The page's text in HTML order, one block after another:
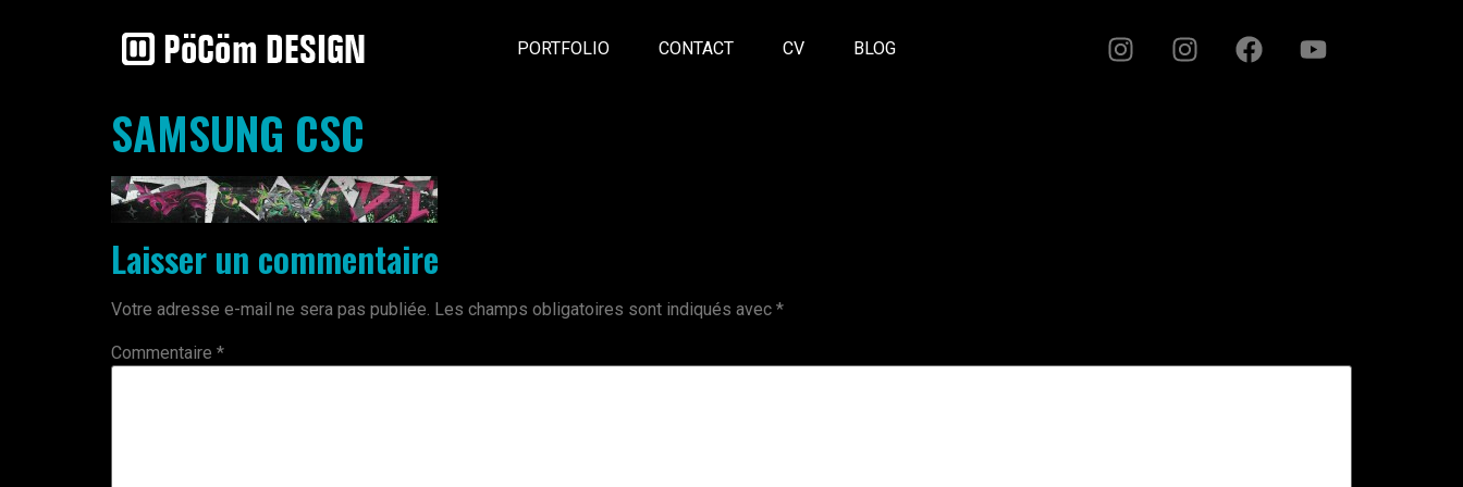
PORTFOLIO CONTACT CV BLOG
SAMSUNG CSC
Laisser un commentaire
Votre adresse e-mail ne sera pas publiée. Les champs obligatoires sont indiqués avec *
Commentaire *